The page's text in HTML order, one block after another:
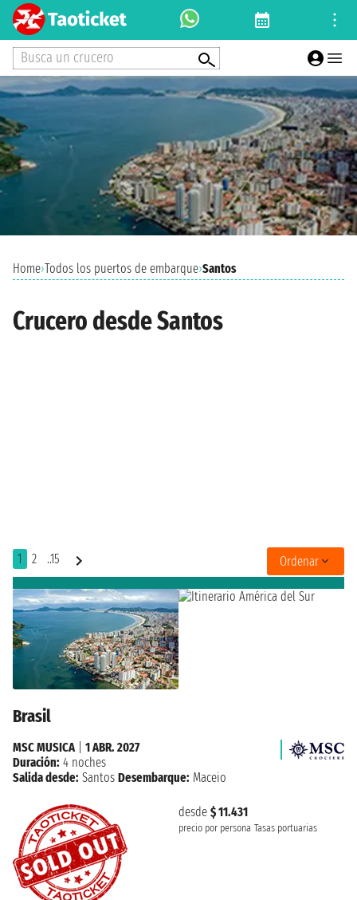
Busca un crucero
Home›Todos los puertos de embarque›Santos
Crucero desde Santos
1 2 ..15 Ordenar
Brasil
desde $ 11.431
precio por persona Tasas portuarias
MSC MUSICA
1 ABR. 2027
Duración: 4 noches
Salida desde: Santos Desembarque: Maceio